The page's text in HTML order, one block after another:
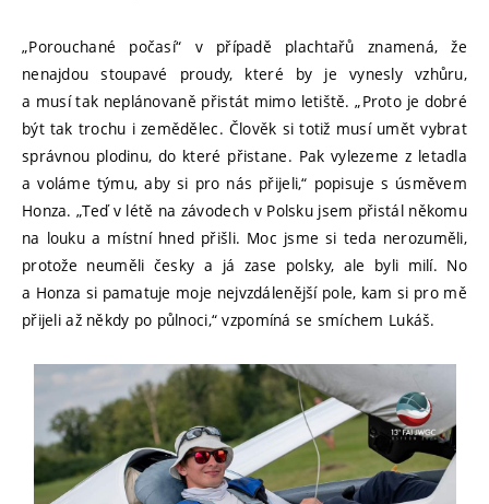
„Porouchané počasí“ v případě plachtařů znamená, že
nenajdou stoupavé proudy, které by je vynesly vzhůru,
a musí tak neplánovaně přistát mimo letiště. „Proto je dobré
být tak trochu i zemědělec. Člověk si totiž musí umět vybrat
správnou plodinu, do které přistane. Pak vylezeme z letadla
a voláme týmu, aby si pro nás přijeli,“ popisuje s úsměvem
Honza. „Teď v létě na závodech v Polsku jsem přistál někomu
na louku a místní hned přišli. Moc jsme si teda nerozuměli,
protože neuměli česky a já zase polsky, ale byli milí. No
a Honza si pamatuje moje nejvzdálenější pole, kam si pro mě
přijeli až někdy po půlnoci,“ vzpomíná se smíchem Lukáš.